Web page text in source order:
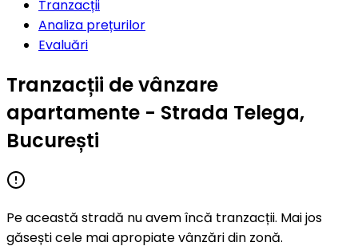
Tranzacții
Analiza prețurilor
Evaluări
Tranzacții de vânzare
apartamente - Strada Telega,
București
Pe această stradă nu avem încă tranzacții. Mai jos
găsești cele mai apropiate vânzări din zonă.